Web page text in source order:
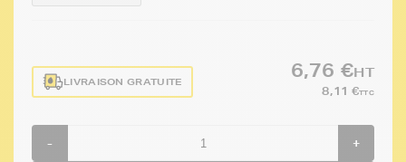
LIVRAISON GRATUITE
6,76 €HT
8,11 €TTC
- +